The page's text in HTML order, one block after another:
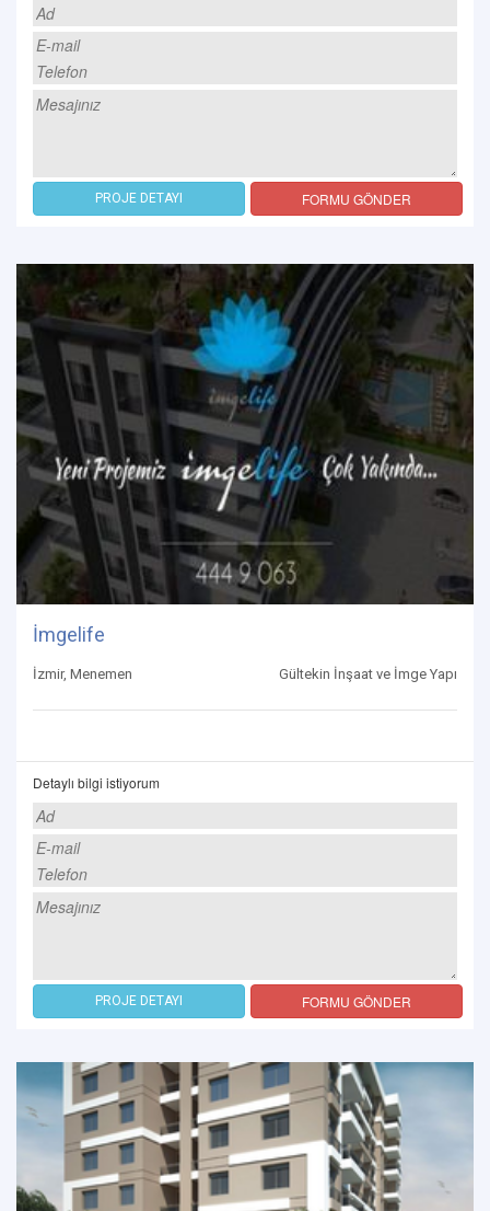
PROJE DETAYI FORMU GÖNDER
İmgelife
İzmir, Menemen Gültekin İnşaat ve İmge Yapı
Detaylı bilgi istiyorum
PROJE DETAYI FORMU GÖNDER